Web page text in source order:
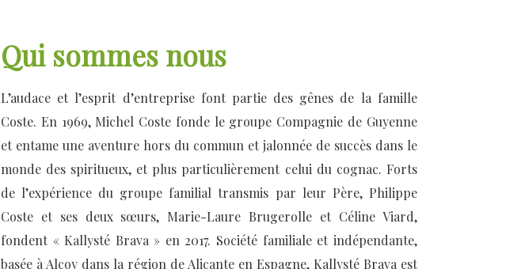
Qui sommes nous
L’audace et l’esprit d’entreprise font partie des gênes de la famille
Coste. En 1969, Michel Coste fonde le groupe Compagnie de Guyenne
et entame une aventure hors du commun et jalonnée de succès dans le
monde des spiritueux, et plus particulièrement celui du cognac. Forts
de l’expérience du groupe familial transmis par leur Père, Philippe
Coste et ses deux sœurs, Marie-Laure Brugerolle et Céline Viard,
fondent « Kallysté Brava » en 2017. Société familiale et indépendante,
basée à Alcoy dans la région de Alicante en Espagne, Kallysté Brava est